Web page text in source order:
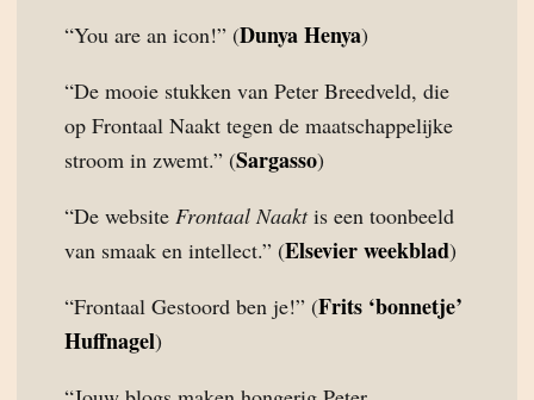
“You are an icon!” (Dunya Henya)
“De mooie stukken van Peter Breedveld, die
op Frontaal Naakt tegen de maatschappelijke
stroom in zwemt.” (Sargasso)
“De website Frontaal Naaktis een toonbeeld
van smaak en intellect.” (Elsevier weekblad)
“Frontaal Gestoord ben je!” (Frits ‘bonnetje’
Huffnagel)